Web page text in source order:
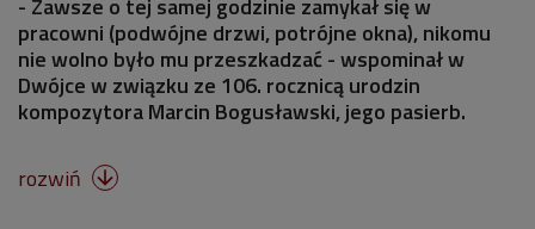
pracowni (podwójne drzwi, potrójne okna), nikomu
nie wolno było mu przeszkadzać - wspominał w
Dwójce w związku ze 106. rocznicą urodzin
kompozytora Marcin Bogusławski, jego pasierb.
rozwiń 